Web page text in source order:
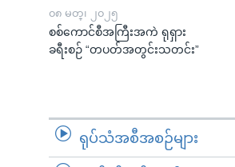
၀၈ မတ္၊ ၂၀၂၅
စစ်ကောင်စီအကြီးအကဲ ရုရှား
ခရီးစဉ် “တပတ်အတွင်းသတင်း”
ရုပ်သံအစီအစဉ်များ